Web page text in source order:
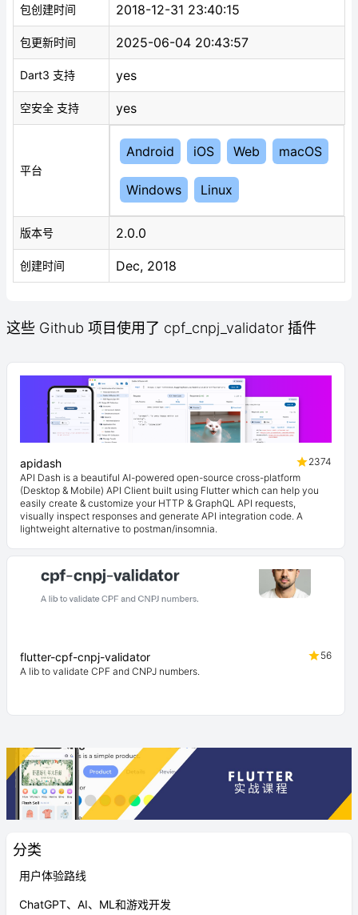
分类
用户体验路线
ChatGPT、AI、ML和游戏开发
包创建时间 2018-12-31 23:40:15
包更新时间 2025-06-04 20:43:57
Dart3 支持 yes
空安全 支持 yes
平台
Android iOS Web macOS
Windows Linux
版本号 2.0.0
创建时间 Dec, 2018
这些 Github 项目使用了 cpf_cnpj_validator 插件
apidash
2374
API Dash is a beautiful AI-powered open-source cross-platform
(Desktop & Mobile) API Client built using Flutter which can help you
easily create & customize your HTTP & GraphQL API requests,
visually inspect responses and generate API integration code. A
lightweight alternative to postman/insomnia.
flutter-cpf-cnpj-validator
56
A lib to validate CPF and CNPJ numbers.